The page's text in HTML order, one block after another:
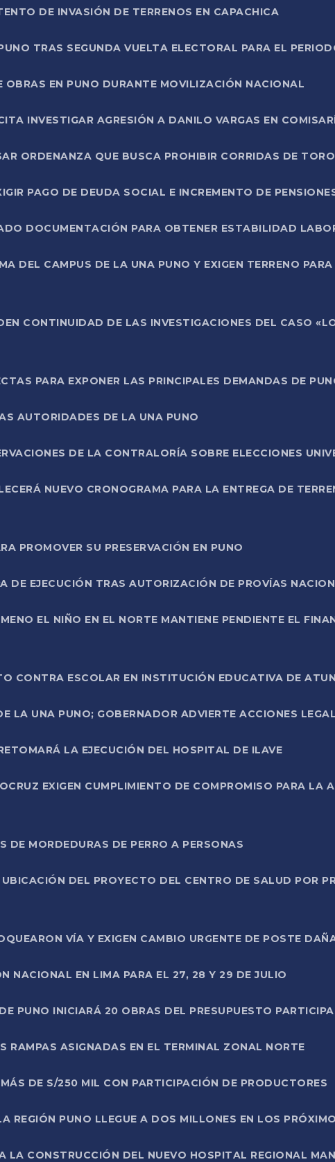
DE INVASIÓN DE TERRENOS EN CAPACHICA
TRAS SEGUNDA VUELTA ELECTORAL PARA EL
EN PUNO DURANTE MOVILIZACIÓN NACIONAL
INVESTIGAR AGRESIÓN A DANILO VARGAS EN
ORDENANZA QUE BUSCA PROHIBIR CORRIDAS DE
PAGO DE DEUDA SOCIAL E INCREMENTO DE
DOCUMENTACIÓN PARA OBTENER ESTABILIDAD
DEL CAMPUS DE LA UNA PUNO Y EXIGEN TERRENO
CONTINUIDAD DE LAS INVESTIGACIONES DEL CASO
PARA EXPONER LAS PRINCIPALES DEMANDAS DE
AUTORIDADES DE LA UNA PUNO
DE LA CONTRALORÍA SOBRE ELECCIONES
NUEVO CRONOGRAMA PARA LA ENTREGA DE
PROMOVER SU PRESERVACIÓN EN PUNO
DE EJECUCIÓN TRAS AUTORIZACIÓN DE PROVÍAS
EL NIÑO EN EL NORTE MANTIENE PENDIENTE EL
CONTRA ESCOLAR EN INSTITUCIÓN EDUCATIVA DE
LA UNA PUNO; GOBERNADOR ADVIERTE ACCIONES
LA EJECUCIÓN DEL HOSPITAL DE ILAVE
EXIGEN CUMPLIMIENTO DE COMPROMISO PARA LA
MORDEDURAS DE PERRO A PERSONAS
DEL PROYECTO DEL CENTRO DE SALUD POR
VÍA Y EXIGEN CAMBIO URGENTE DE POSTE
NACIONAL EN LIMA PARA EL 27, 28 Y 29 DE JULIO
PUNO INICIARÁ 20 OBRAS DEL PRESUPUESTO
RAMPAS ASIGNADAS EN EL TERMINAL ZONAL NORTE
DE S/250 MIL CON PARTICIPACIÓN DE PRODUCTORES
REGIÓN PUNO LLEGUE A DOS MILLONES EN LOS
LA CONSTRUCCIÓN DEL NUEVO HOSPITAL REGIONAL